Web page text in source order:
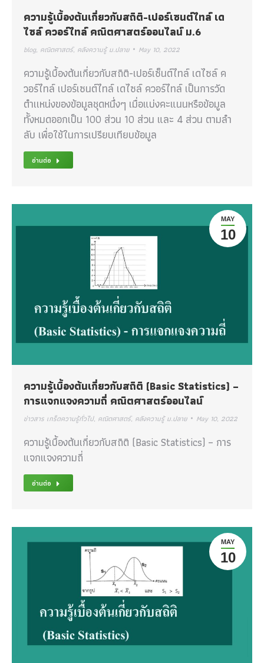
ความรู้เบื้องต้นเกี่ยวกับสถิติ-เปอร์เซนต์ไทล์ เด
ไซล์ ควอร์ไทล์ คณิตศาสตร์ออนไลน์ ม.6
blog, คณิตศาสตร์, คลังความรู้ ม.ปลาย May 10, 2022
ความรู้เบื้องต้นเกี่ยวกับสถิติ-เปอร์เซ็นต์ไทล์ เดไซล์ ค
วอร์ไทล์ เปอร์เซนต์ไทล์ เดไซล์ ควอร์ไทล์ เป็นการวัด
ตำเเหน่งของข้อมูลชุดหนึ่งๆ เมื่อแบ่งคะแนนหรือข้อมูล
ทั้งหมดออกเป็น 100 ส่วน 10 ส่วน และ 4 ส่วน ตามลำ
ลับ เพื่อใช้ในการเปรียบเทียบข้อมูล
อ่านต่อ
MAY
10
ความรู้เบื้องต้นเกี่ยวกับสถิติ (Basic Statistics) –
การแจกแจงความถี่ คณิตศาสตร์ออนไลน์
ข่าวสาร เกร็ดความรู้ทั่วไป, คณิตศาสตร์, คลังความรู้ ม.ปลาย May 10, 2022
ความรู้เบื้องต้นเกี่ยวกับสถิติ (Basic Statistics) – การ
แจกแจงความถี่
อ่านต่อ
MAY
10